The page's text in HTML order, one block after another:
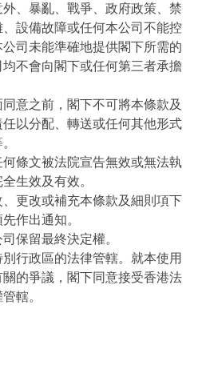
、暴亂、戰爭、政府政策、禁
設備故障或任何本公司不能控
司未能準確地提供閣下所需的
不會向閣下或任何第三者承擔
意之前，閣下不可將本條款及
以分配、轉送或任何其他形式
條文被法院宣告無效或無法執
生效及有效。
更改或補充本條款及細則項下
作出通知。
保留最終決定權。
行政區的法律管轄。就本使用
的爭議，閣下同意接受香港法
轄。